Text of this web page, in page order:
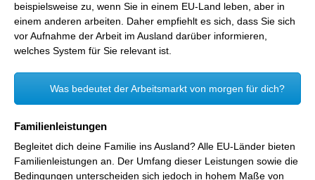
beispielsweise zu, wenn Sie in einem EU-Land leben, aber in
einem anderen arbeiten. Daher empfiehlt es sich, dass Sie sich
vor Aufnahme der Arbeit im Ausland darüber informieren,
welches System für Sie relevant ist.
Was bedeutet der Arbeitsmarkt von morgen für dich?
Familienleistungen
Begleitet dich deine Familie ins Ausland? Alle EU-Länder bieten
Familienleistungen an. Der Umfang dieser Leistungen sowie die
Bedingungen unterscheiden sich jedoch in hohem Maße von